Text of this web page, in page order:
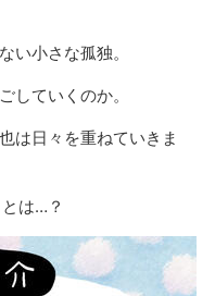
い小さな孤独。
していくのか。
は日々を重ねていきま
は…？